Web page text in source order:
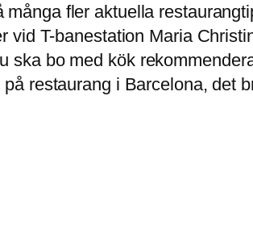
många fler aktuella
vid T-banestation Maria
bo med kök
restaurang i Barcelona, det